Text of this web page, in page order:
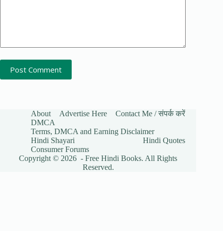
Post Comment
About Advertise Here
Contact Me / संपर्क करें
DMCA
Terms, DMCA and Earning Disclaimer
Hindi Shayari
Hindi Quotes
Consumer Forums
Copyright © 2026 - Free Hindi Books. All Rights
Reserved.